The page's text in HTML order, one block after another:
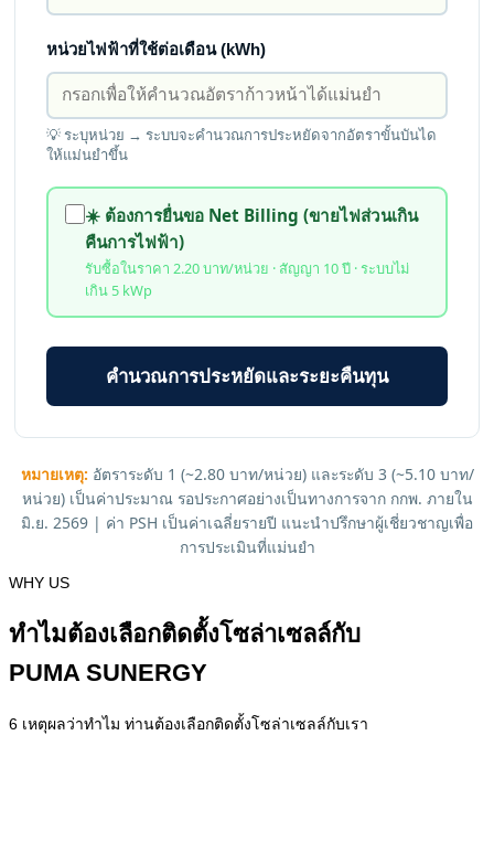
หน่วยไฟฟ้าที่ใช้ต่อเดือน (kWh)
💡 ระบุหน่วย → ระบบจะคำนวณการประหยัดจากอัตราขั้นบันได
ให้แม่นยำขึ้น
☀️ ต้องการยื่นขอ Net Billing (ขายไฟส่วนเกิน
คืนการไฟฟ้า)
รับซื้อในราคา 2.20 บาท/หน่วย · สัญญา 10 ปี · ระบบไม่
เกิน 5 kWp
คำนวณการประหยัดและระยะคืนทุน
หมายเหตุ: อัตราระดับ 1 (~2.80 บาท/หน่วย) และระดับ 3 (~5.10 บาท/
หน่วย) เป็นค่าประมาณ รอประกาศอย่างเป็นทางการจาก กกพ. ภายใน
มิ.ย. 2569 | ค่า PSH เป็นค่าเฉลี่ยรายปี แนะนำปรึกษาผู้เชี่ยวชาญเพื่อ
การประเมินที่แม่นยำ
WHY US
ทำไมต้องเลือกติดตั้งโซล่าเซลล์กับ
PUMA SUNERGY
6 เหตุผลว่าทำไม ท่านต้องเลือกติดตั้งโซล่าเซลล์กับเรา